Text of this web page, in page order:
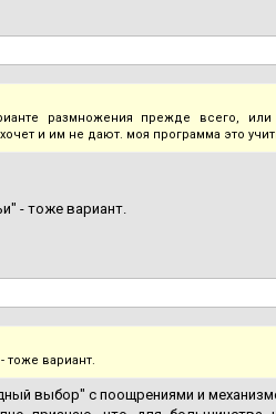
размножения прежде всего,
и им не дают. моя программа это
- тоже вариант.
тоже вариант.
выбор" с поощрениями и